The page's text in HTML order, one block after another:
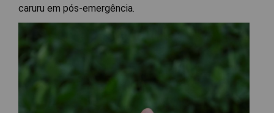
caruru em pós-emergência.